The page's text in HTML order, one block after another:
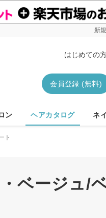
新
はじめての
会員登録 (無料)
ン ヘアカタログ ネ
ト
ベージュ/